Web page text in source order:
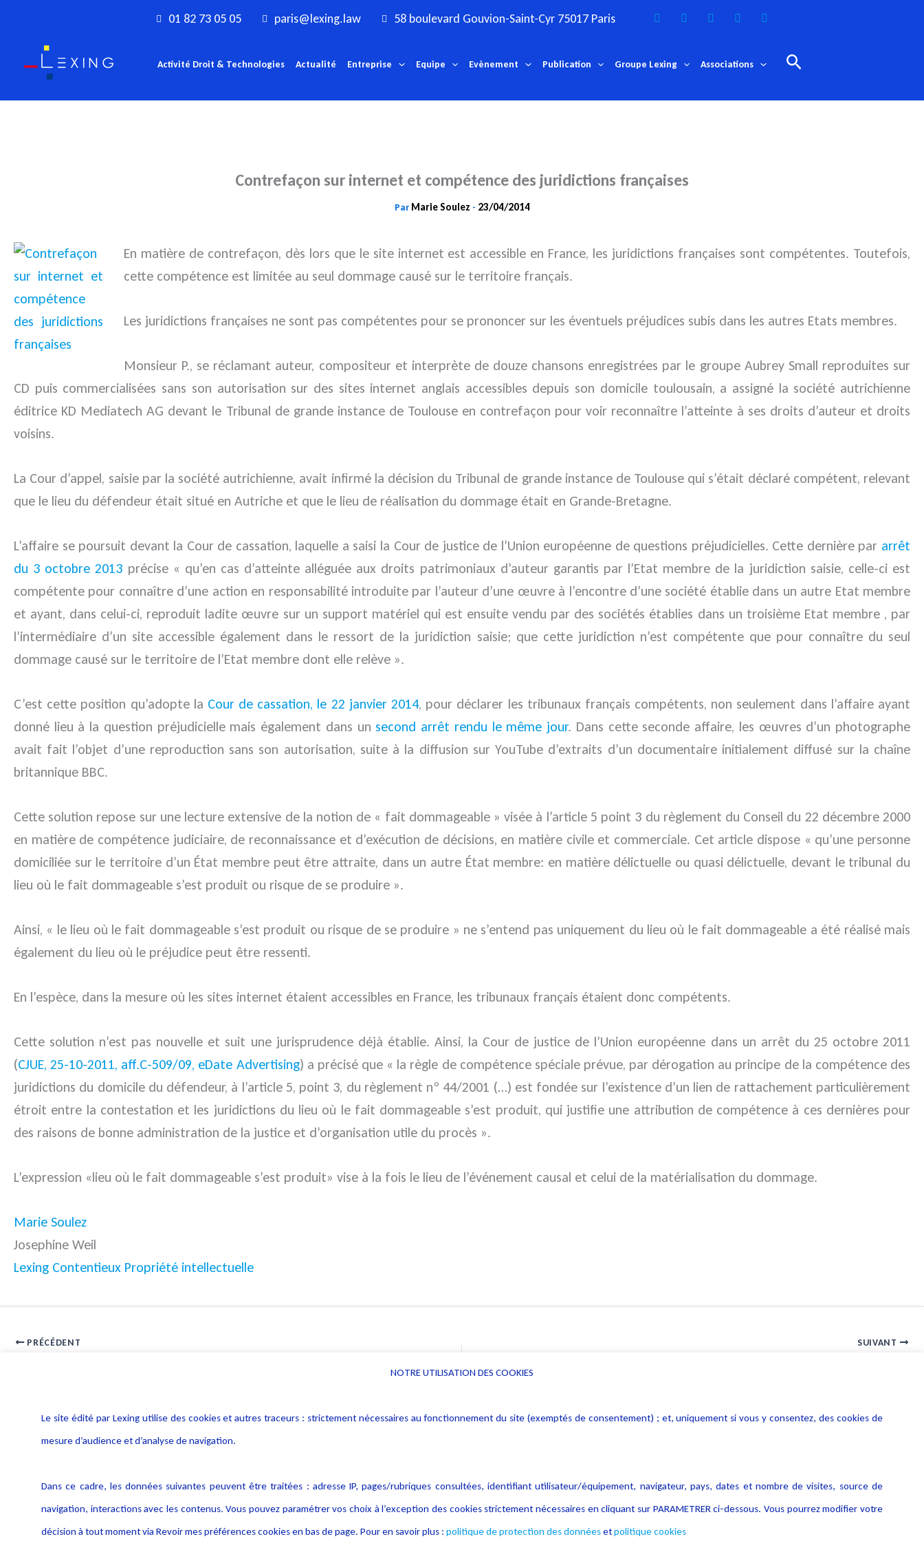
contenu
01 82 73 05 05 paris@lexing.law 58 boulevard Gouvion-Saint-Cyr 75017 Paris
Activité Droit & Technologies Actualité Entreprise Equipe Evènement Publication Groupe Lexing Associations Rechercher
Contrefaçon sur internet et compétence des juridictions françaises
Par Marie Soulez - 23/04/2014
En matière de contrefaçon, dès lors que le site internet est accessible en France, les juridictions françaises sont compétentes. Toutefois,
cette compétence est limitée au seul dommage causé sur le territoire français.
Les juridictions françaises ne sont pas compétentes pour se prononcer sur les éventuels préjudices subis dans les autres Etats membres.
Monsieur P., se réclamant auteur, compositeur et interprète de douze chansons enregistrées par le groupe Aubrey Small reproduites sur
CD puis commercialisées sans son autorisation sur des sites internet anglais accessibles depuis son domicile toulousain, a assigné la société autrichienne
éditrice KD Mediatech AG devant le Tribunal de grande instance de Toulouse en contrefaçon pour voir reconnaître l’atteinte à ses droits d’auteur et droits
voisins.
La Cour d’appel, saisie par la société autrichienne, avait infirmé la décision du Tribunal de grande instance de Toulouse qui s’était déclaré compétent, relevant
que le lieu du défendeur était situé en Autriche et que le lieu de réalisation du dommage était en Grande-Bretagne.
L’affaire se poursuit devant la Cour de cassation, laquelle a saisi la Cour de justice de l’Union européenne de questions préjudicielles. Cette dernière par arrêt
du 3 octobre 2013 précise « qu’en cas d’atteinte alléguée aux droits patrimoniaux d’auteur garantis par l’Etat membre de la juridiction saisie, celle-ci est
compétente pour connaître d’une action en responsabilité introduite par l’auteur d’une œuvre à l’encontre d’une société établie dans un autre Etat membre
et ayant, dans celui-ci, reproduit ladite œuvre sur un support matériel qui est ensuite vendu par des sociétés établies dans un troisième Etat membre , par
l’intermédiaire d’un site accessible également dans le ressort de la juridiction saisie; que cette juridiction n’est compétente que pour connaître du seul
dommage causé sur le territoire de l’Etat membre dont elle relève ».
C’est cette position qu’adopte la Cour de cassation, le 22 janvier 2014, pour déclarer les tribunaux français compétents, non seulement dans l’affaire ayant
donné lieu à la question préjudicielle mais également dans un second arrêt rendu le même jour. Dans cette seconde affaire, les œuvres d’un photographe
avait fait l’objet d’une reproduction sans son autorisation, suite à la diffusion sur YouTube d’extraits d’un documentaire initialement diffusé sur la chaîne
britannique BBC.
Cette solution repose sur une lecture extensive de la notion de « fait dommageable » visée à l’article 5 point 3 du règlement du Conseil du 22 décembre 2000
en matière de compétence judiciaire, de reconnaissance et d’exécution de décisions, en matière civile et commerciale. Cet article dispose « qu’une personne
domiciliée sur le territoire d’un État membre peut être attraite, dans un autre État membre: en matière délictuelle ou quasi délictuelle, devant le tribunal du
lieu où le fait dommageable s’est produit ou risque de se produire ».
Ainsi, « le lieu où le fait dommageable s’est produit ou risque de se produire » ne s’entend pas uniquement du lieu où le fait dommageable a été réalisé mais
également du lieu où le préjudice peut être ressenti.
En l’espèce, dans la mesure où les sites internet étaient accessibles en France, les tribunaux français étaient donc compétents.
Cette solution n’est pas nouvelle et suit une jurisprudence déjà établie. Ainsi, la Cour de justice de l’Union européenne dans un arrêt du 25 octobre 2011
(CJUE, 25-10-2011, aff.C-509/09, eDate Advertising) a précisé que « la règle de compétence spéciale prévue, par dérogation au principe de la compétence des
juridictions du domicile du défendeur, à l’article 5, point 3, du règlement nº 44/2001 (…) est fondée sur l’existence d’un lien de rattachement particulièrement
étroit entre la contestation et les juridictions du lieu où le fait dommageable s’est produit, qui justifie une attribution de compétence à ces dernières pour
des raisons de bonne administration de la justice et d’organisation utile du procès ».
L’expression «lieu où le fait dommageable s’est produit» vise à la fois le lieu de l’événement causal et celui de la matérialisation du dommage.
Marie Soulez
Josephine Weil
Lexing Contentieux Propriété intellectuelle
PRÉCÉDENT SUIVANT
données
Politique cookies
NOTRE UTILISATION DES COOKIES
Le site édité par Lexing utilise des cookies et autres traceurs : strictement nécessaires au fonctionnement du site (exemptés de consentement) ; et, uniquement si vous y consentez, des cookies de
mesure d’audience et d’analyse de navigation.
Dans ce cadre, les données suivantes peuvent être traitées : adresse IP, pages/rubriques consultées, identifiant utilisateur/équipement, navigateur, pays, dates et nombre de visites, source de
navigation, interactions avec les contenus. Vous pouvez paramétrer vos choix à l’exception des cookies strictement nécessaires en cliquant sur PARAMETRER ci-dessous. Vous pourrez modifier votre
décision à tout moment via Revoir mes préférences cookies en bas de page. Pour en savoir plus : politique de protection des donnéesetpolitique cookies